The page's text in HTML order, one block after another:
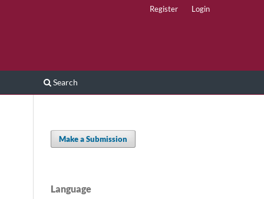
Search
Register Login
Make a Submission
Language